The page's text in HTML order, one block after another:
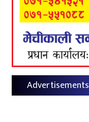
Advertisements